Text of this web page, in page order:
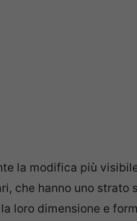
la modifica più
che hanno uno strato
loro dimensione e